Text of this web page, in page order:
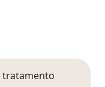
tratamento